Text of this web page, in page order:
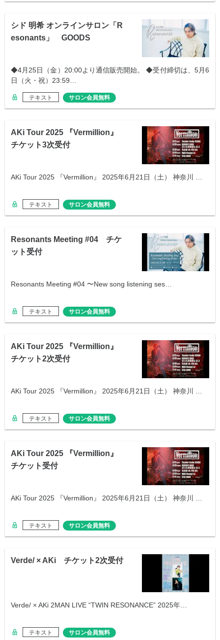
シド 明希 オンラインサロン「R
esonants」 GOODS
◆4月25日（金）20:00より通信販売開始。 ◆受付締切は、5月6
日（火・祝）23:59…
テキスト サロン会員無料
AKi Tour 2025 『Vermillion』
チケット3次受付
AKi Tour 2025 『Vermillion』 2025年6月21日（土） 神奈川 …
テキスト サロン会員無料
Resonants Meeting #04 チケ
ット受付
Resonants Meeting #04 〜New song listening ses…
テキスト サロン会員無料
AKi Tour 2025 『Vermillion』
チケット2次受付
AKi Tour 2025 『Vermillion』 2025年6月21日（土） 神奈川 …
テキスト サロン会員無料
AKi Tour 2025 『Vermillion』
チケット受付
AKi Tour 2025 『Vermillion』 2025年6月21日（土） 神奈川 …
テキスト サロン会員無料
Verde/ × AKi チケット2次受付
Verde/ × AKi 2MAN LIVE “TWIN RESONANCE” 2025年…
テキスト サロン会員無料